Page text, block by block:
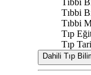
Tıbbi
Tıbbi
Tıbbi
Tıp
Tıp
Dahili Tıp